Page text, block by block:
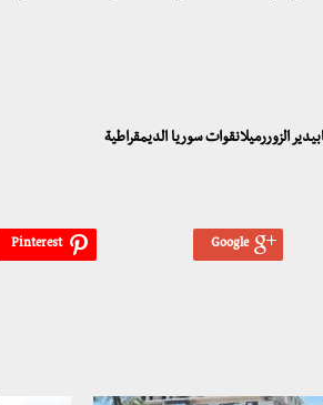
الزوررميلانقوات سوريا الديمقراطية